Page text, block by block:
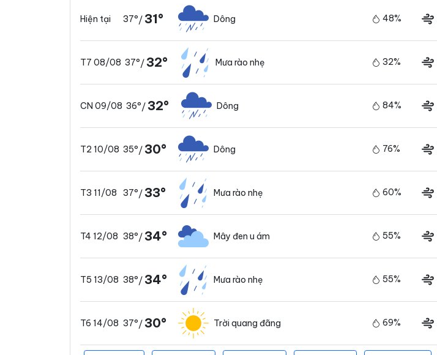
Hiện tại 37°/31° Dông 48%
T7 08/08 37°/32° Mưa rào nhẹ 32%
CN 09/08 36°/32° Dông 84%
T2 10/08 35°/30° Dông 76%
T3 11/08 37°/33° Mưa rào nhẹ 60%
T4 12/08 38°/34° Mây đen u ám 55%
T5 13/08 38°/34° Mưa rào nhẹ 55%
T6 14/08 37°/30° Trời quang đãng 69%